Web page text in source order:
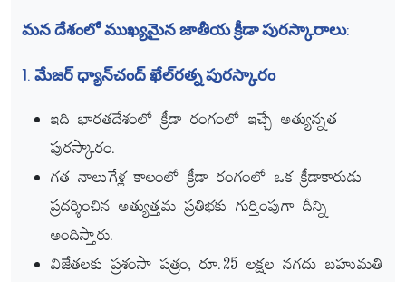
మన దేశంలో ముఖ్యమైన జాతీయ క్రీడా పురస్కారాలు:
1. మేజర్‌ ధ్యాన్‌చంద్‌ ఖేల్‌రత్న పురస్కారం
ఇది భారతదేశంలో క్రీడా రంగంలో ఇచ్చే అత్యున్నత
పురస్కారం.
గత నాలుగేళ్ల కాలంలో క్రీడా రంగంలో ఒక క్రీడాకారుడు
ప్రదర్శించిన అత్యుత్తమ ప్రతిభకు గుర్తింపుగా దీన్ని
అందిస్తారు.
విజేతలకు ప్రశంసా పత్రం, రూ.25 లక్షల నగదు బహుమతి